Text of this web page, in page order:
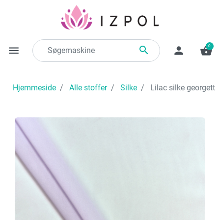
menu  person shopping_basket
0
Hjemmeside Alle stoffer Silke Lilac silke georgette